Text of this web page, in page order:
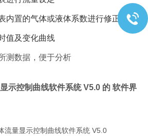
内置的气体或液体系数进行修正
值及变化曲线
测数据，便于分析
示控制曲线软件系统 V5.0 的 软件界